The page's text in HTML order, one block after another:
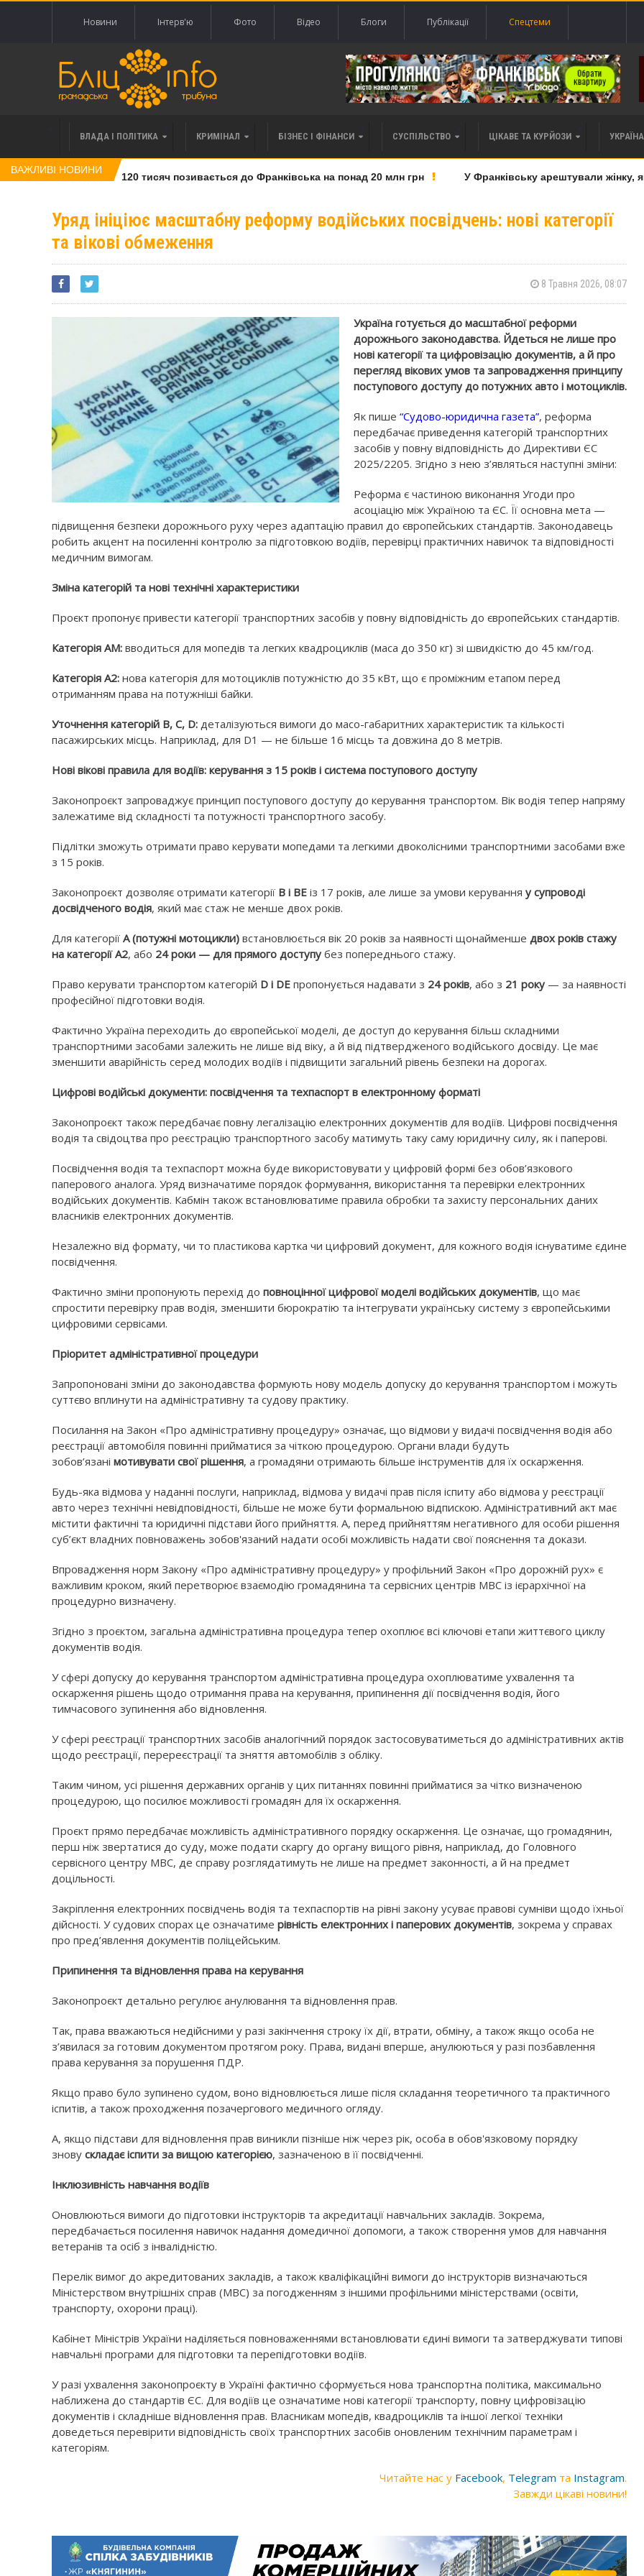
Новини Інтерв'ю Фото Відео Блоги Публікації Спецтеми
ВЛАДА І ПОЛІТИКА КРИМІНАЛ БІЗНЕС І ФІНАНСИ СУСПІЛЬСТВО ЦІКАВЕ ТА КУРЙОЗИ
ВАЖЛИВІ НОВИНИ
права вимоги за 120 тисяч позивається до Франківська на понад 20 млн грн У Франківську арештували жінку,
Уряд ініціює масштабну реформу водійських посвідчень: нові категорії
та вікові обмеження
8 Травня 2026, 08:07
Україна готується до масштабної реформи
дорожнього законодавства. Йдеться не лише про
нові категорії та цифровізацію документів, а й про
перегляд вікових умов та запровадження принципу
поступового доступу до потужних авто і мотоциклів.
Як пише “Судово-юридична газета”, реформа
передбачає приведення категорій транспортних
засобів у повну відповідність до Директиви ЄС
2025/2205. Згідно з нею з’являться наступні зміни:
Реформа є частиною виконання Угоди про
асоціацію між Україною та ЄС. Її основна мета —
підвищення безпеки дорожнього руху через адаптацію правил до європейських стандартів. Законодавець
робить акцент на посиленні контролю за підготовкою водіїв, перевірці практичних навичок та відповідності
медичним вимогам.
Зміна категорій та нові технічні характеристики
Проєкт пропонує привести категорії транспортних засобів у повну відповідність до європейських стандартів.
Категорія АМ: вводиться для мопедів та легких квадроциклів (маса до 350 кг) зі швидкістю до 45 км/год.
Категорія А2: нова категорія для мотоциклів потужністю до 35 кВт, що є проміжним етапом перед
отриманням права на потужніші байки.
Уточнення категорій B, C, D: деталізуються вимоги до масо-габаритних характеристик та кількості
пасажирських місць. Наприклад, для D1 — не більше 16 місць та довжина до 8 метрів.
Нові вікові правила для водіїв: керування з 15 років і система поступового доступу
Законопроєкт запроваджує принцип поступового доступу до керування транспортом. Вік водія тепер напряму
залежатиме від складності та потужності транспортного засобу.
Підлітки зможуть отримати право керувати мопедами та легкими двоколісними транспортними засобами вже
з 15 років.
Законопроєкт дозволяє отримати категорії B і BE із 17 років, але лише за умови керування у супроводі
досвідченого водія, який має стаж не менше двох років.
Для категорії A (потужні мотоцикли) встановлюється вік 20 років за наявності щонайменше двох років стажу
на категорії A2, або 24 роки — для прямого доступу без попереднього стажу.
Право керувати транспортом категорій D і DE пропонується надавати з 24 років, або з 21 року — за наявності
професійної підготовки водія.
Фактично Україна переходить до європейської моделі, де доступ до керування більш складними
транспортними засобами залежить не лише від віку, а й від підтвердженого водійського досвіду. Це має
зменшити аварійність серед молодих водіїв і підвищити загальний рівень безпеки на дорогах.
Цифрові водійські документи: посвідчення та техпаспорт в електронному форматі
Законопроєкт також передбачає повну легалізацію електронних документів для водіїв. Цифрові посвідчення
водія та свідоцтва про реєстрацію транспортного засобу матимуть таку саму юридичну силу, як і паперові.
Посвідчення водія та техпаспорт можна буде використовувати у цифровій формі без обов’язкового
паперового аналога. Уряд визначатиме порядок формування, використання та перевірки електронних
водійських документів. Кабмін також встановлюватиме правила обробки та захисту персональних даних
власників електронних документів.
Незалежно від формату, чи то пластикова картка чи цифровий документ, для кожного водія існуватиме єдине
посвідчення.
Фактично зміни пропонують перехід до повноцінної цифрової моделі водійських документів, що має
спростити перевірку прав водія, зменшити бюрократію та інтегрувати українську систему з європейськими
цифровими сервісами.
Пріоритет адміністративної процедури
Запропоновані зміни до законодавства формують нову модель допуску до керування транспортом і можуть
суттєво вплинути на адміністративну та судову практику.
Посилання на Закон «Про адміністративну процедуру» означає, що відмови у видачі посвідчення водія або
реєстрації автомобіля повинні прийматися за чіткою процедурою. Органи влади будуть
зобов’язані мотивувати свої рішення, а громадяни отримають більше інструментів для їх оскарження.
Будь-яка відмова у наданні послуги, наприклад, відмова у видачі прав після іспиту або відмова у реєстрації
авто через технічні невідповідності, більше не може бути формальною відпискою. Адміністративний акт має
містити фактичні та юридичні підстави його прийняття. А, перед прийняттям негативного для особи рішення
суб’єкт владних повноважень зобов'язаний надати особі можливість надати свої пояснення та докази.
Впровадження норм Закону «Про адміністративну процедуру» у профільний Закон «Про дорожній рух» є
важливим кроком, який перетворює взаємодію громадянина та сервісних центрів МВС із ієрархічної на
процедурно визначену.
Згідно з проєктом, загальна адміністративна процедура тепер охоплює всі ключові етапи життєвого циклу
документів водія.
У сфері допуску до керування транспортом адміністративна процедура охоплюватиме ухвалення та
оскарження рішень щодо отримання права на керування, припинення дії посвідчення водія, його
тимчасового зупинення або відновлення.
У сфері реєстрації транспортних засобів аналогічний порядок застосовуватиметься до адміністративних актів
щодо реєстрації, перереєстрації та зняття автомобілів з обліку.
Таким чином, усі рішення державних органів у цих питаннях повинні прийматися за чітко визначеною
процедурою, що посилює можливості громадян для їх оскарження.
Проєкт прямо передбачає можливість адміністративного порядку оскарження. Це означає, що громадянин,
перш ніж звертатися до суду, може подати скаргу до органу вищого рівня, наприклад, до Головного
сервісного центру МВС, де справу розглядатимуть не лише на предмет законності, а й на предмет
доцільності.
Закріплення електронних посвідчень водія та техпаспортів на рівні закону усуває правові сумніви щодо їхньої
дійсності. У судових спорах це означатиме рівність електронних і паперових документів, зокрема у справах
про пред’явлення документів поліцейським.
Припинення та відновлення права на керування
Законопроєкт детально регулює анулювання та відновлення прав.
Так, права вважаються недійсними у разі закінчення строку їх дії, втрати, обміну, а також якщо особа не
з’явилася за готовим документом протягом року. Права, видані вперше, анулюються у разі позбавлення
права керування за порушення ПДР.
Якщо право було зупинено судом, воно відновлюється лише після складання теоретичного та практичного
іспитів, а також проходження позачергового медичного огляду.
А, якщо підстави для відновлення прав виникли пізніше ніж через рік, особа в обов'язковому порядку
знову складає іспити за вищою категорією, зазначеною в її посвідченні.
Інклюзивність навчання водіїв
Оновлюються вимоги до підготовки інструкторів та акредитації навчальних закладів. Зокрема,
передбачається посилення навичок надання домедичної допомоги, а також створення умов для навчання
ветеранів та осіб з інвалідністю.
Перелік вимог до акредитованих закладів, а також кваліфікаційні вимоги до інструкторів визначаються
Міністерством внутрішніх справ (МВС) за погодженням з іншими профільними міністерствами (освіти,
транспорту, охорони праці).
Кабінет Міністрів України наділяється повноваженнями встановлювати єдині вимоги та затверджувати типові
навчальні програми для підготовки та перепідготовки водіїв.
У разі ухвалення законопроєкту в Україні фактично сформується нова транспортна політика, максимально
наближена до стандартів ЄС. Для водіїв це означатиме нові категорії транспорту, повну цифровізацію
документів і складніше відновлення прав. Власникам мопедів, квадроциклів та іншої легкої техніки
доведеться перевірити відповідність своїх транспортних засобів оновленим технічним параметрам і
категоріям.
Читайте нас у Facebook, Telegram та Instagram.
Завжди цікаві новини!